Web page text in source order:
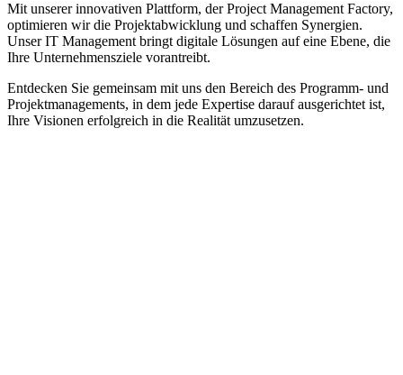
Mit unserer innovativen Plattform, der Project Management Factory,
optimieren wir die Projektabwicklung und schaffen Synergien.
Unser IT Management bringt digitale Lösungen auf eine Ebene, die
Ihre Unternehmensziele vorantreibt.
Entdecken Sie gemeinsam mit uns den Bereich des Programm- und
Projektmanagements, in dem jede Expertise darauf ausgerichtet ist,
Ihre Visionen erfolgreich in die Realität umzusetzen.